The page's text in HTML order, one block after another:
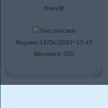
Nuev@
Desconectado
Registro:13/Dic/2007~15:47
Mensajes: 320